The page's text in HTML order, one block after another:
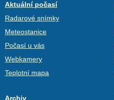
Aktuální počasí
Radarové snímky
Meteostanice
Počasí u vás
Webkamery
Teplotní mapa
Archiv